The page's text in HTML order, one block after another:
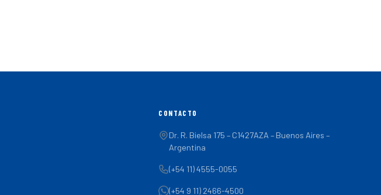
CONTACTO
Dr. R. Bielsa 175 – C1427AZA – Buenos Aires –
Argentina
(+54 11) 4555-0055
(+54 9 11) 2466-4500